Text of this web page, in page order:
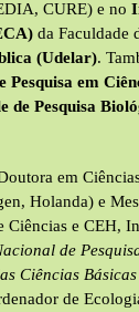
CURE) e no
da Faculdade
(Udelar).
Pesquisa em
de Pesquisa
em
Holanda) e
Ciências e CEH,
de
Ciências
de